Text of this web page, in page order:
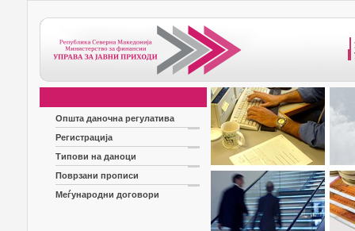
Општа даночна регулатива
Регистрација
Типови на даноци
Поврзани прописи
Меѓународни договори